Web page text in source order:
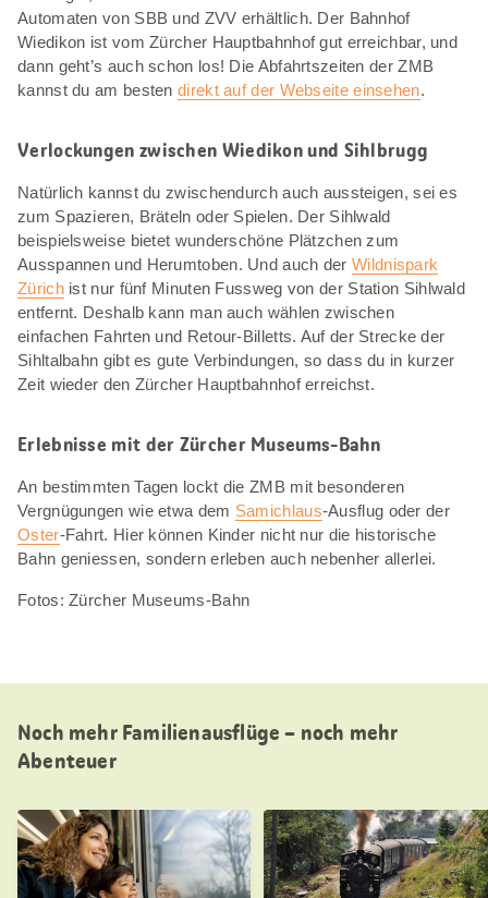
Automaten von SBB und ZVV erhältlich. Der Bahnhof
Wiedikon ist vom Zürcher Hauptbahnhof gut erreichbar, und
dann geht’s auch schon los! Die Abfahrtszeiten der ZMB
kannst du am bestendirekt auf der Webseite einsehen.
Verlockungen zwischen Wiedikon und Sihlbrugg
Natürlich kannst du zwischendurch auch aussteigen, sei es
zum Spazieren, Bräteln oder Spielen. Der Sihlwald
beispielsweise bietet wunderschöne Plätzchen zum
Ausspannen und Herumtoben. Und auch der Wildnispark
Zürichist nur fünf Minuten Fussweg von der Station Sihlwald
entfernt. Deshalb kann man auch wählen zwischen
einfachen Fahrten und Retour-Billetts. Auf der Strecke der
Sihltalbahn gibt es gute Verbindungen, so dass du in kurzer
Zeit wieder den Zürcher Hauptbahnhof erreichst.
Erlebnisse mit der Zürcher Museums-Bahn
An bestimmten Tagen lockt die ZMB mit besonderen
Vergnügungen wie etwa dem Samichlaus-Ausflug oder der
Oster-Fahrt. Hier können Kinder nicht nur die historische
Bahn geniessen, sondern erleben auch nebenher allerlei.
Fotos: Zürcher Museums-Bahn
Noch mehr Familienausflüge – noch mehr
Abenteuer